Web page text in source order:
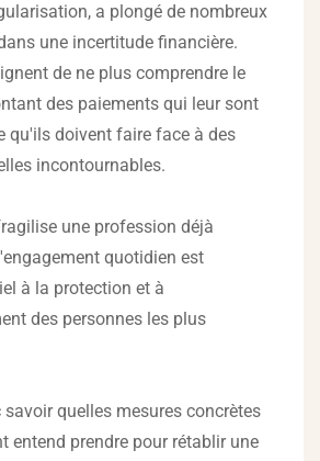
a plongé de nombreux
une incertitude financière.
de ne plus comprendre le
des paiements qui leur sont
qu'ils doivent faire face à des
incontournables.
une profession déjà
quotidien est
à la protection et à
des personnes les plus
quelles mesures concrètes
entend prendre pour rétablir une